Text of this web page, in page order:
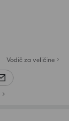
Vodič za veličine